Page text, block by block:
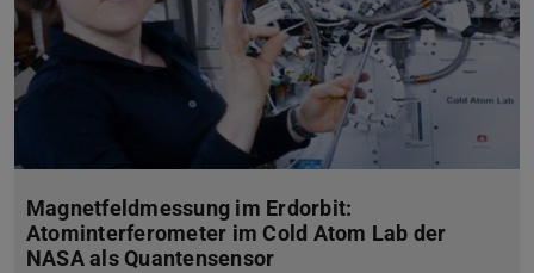
Magnetfeldmessung im Erdorbit:
Atominterferometer im Cold Atom Lab der
NASA als Quantensensor